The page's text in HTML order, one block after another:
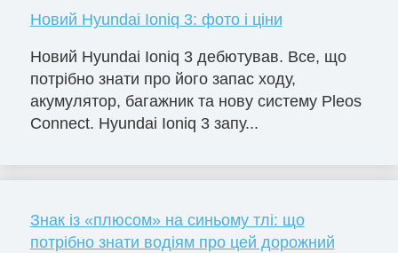
Новий Hyundai Ioniq 3: фото і ціни
Новий Hyundai Ioniq 3 дебютував. Все, що
потрібно знати про його запас ходу,
акумулятор, багажник та нову систему Pleos
Connect. Hyundai Ioniq 3 запу...
Знак із «плюсом» на синьому тлі: що
потрібно знати водіям про цей дорожний